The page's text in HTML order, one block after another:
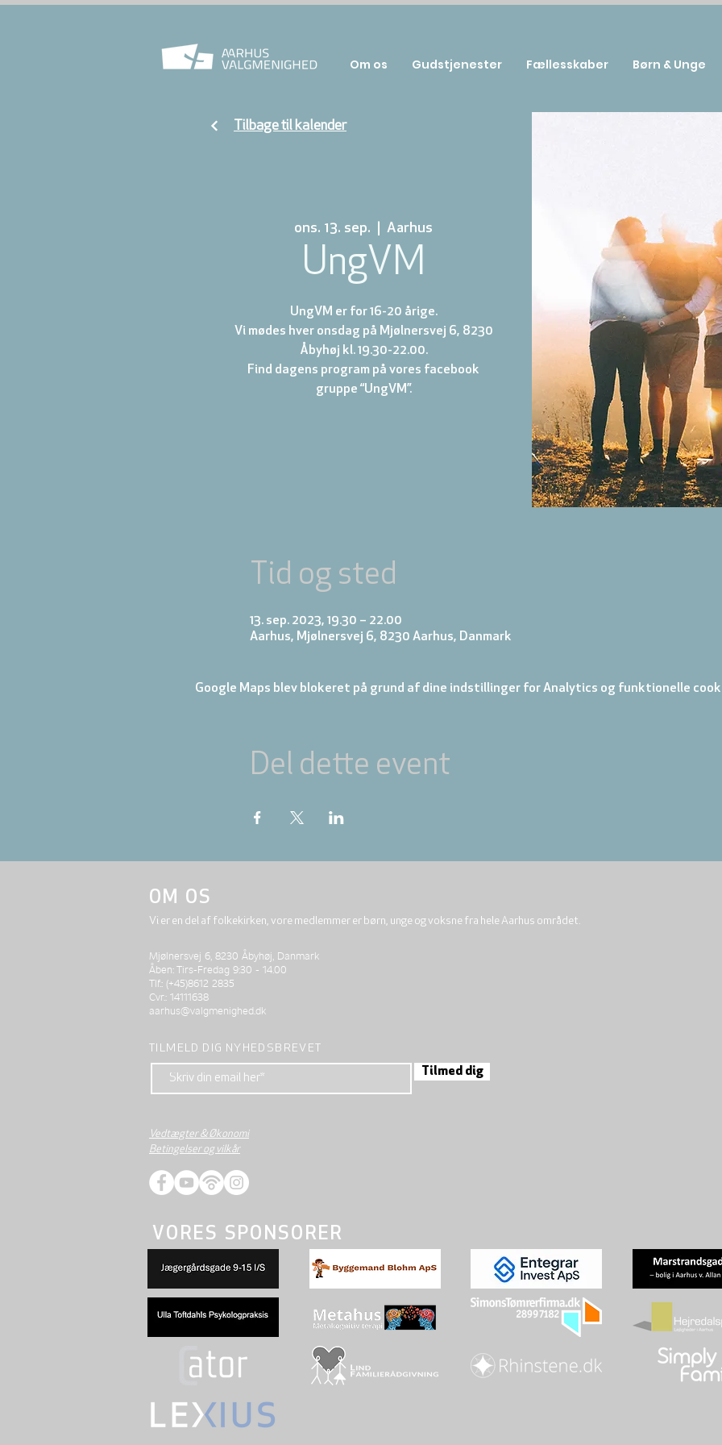
ons. 13. sep.
  |
Aarhus
UngVM
UngVM er for 16-20 årige.
Vi mødes hver onsdag på Mjølnersvej 6, 8230
Åbyhøj kl. 19.30-22.00.
Find dagens program på vores facebook
gruppe “UngVM”.
Tid og sted
13. sep. 2023, 19.30 – 22.00
Aarhus, Mjølnersvej 6, 8230 Aarhus, Danmark
Google Maps blev blokeret på grund af dine indstillinger for Analytics og funktionelle
Del dette event
Tilbage til kalender
Om os Gudstjenester Fællesskaber Børn & Unge
OM OS
Vi er en del af folkekirken, vore medlemmer er børn, unge og voksne fra hele Aarhus området.
Mjølnersvej 6, 8230 Åbyhøj, Danmark
Åben: Tirs-Fredag 9:30 - 14.00
Tlf.: (+45)8612 2835
Cvr.: 14111638
aarhus@valgmenighed.dk
TILMELD DIG NYHEDSBREVET
Tilmed dig
Vedtægter & Økonomi
Betingelser og vilkår
VORES SPONSORER